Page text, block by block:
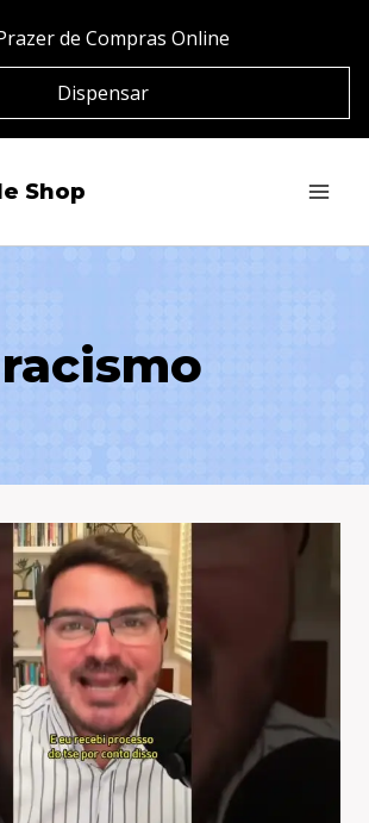
de Compras Online
Dispensar
Shop
racismo